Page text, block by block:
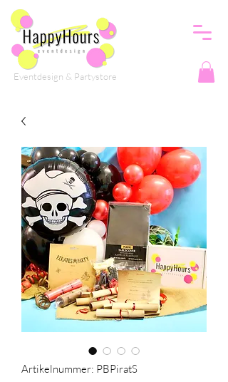
Eventdesign & Partystore
Artikelnummer: PBPiratS